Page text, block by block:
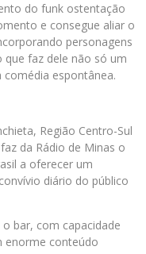
do funk ostentação
e consegue aliar o
personagens
faz dele não só um
espontânea.
Região Centro-Sul
da Rádio de Minas o
a oferecer um
diário do público
bar, com capacidade
enorme conteúdo